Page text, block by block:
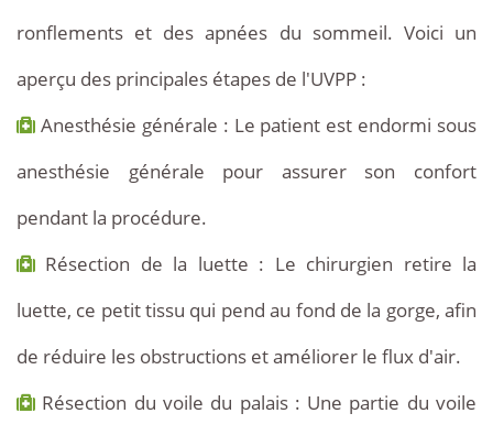
ronflements et des apnées du sommeil. Voici un
aperçu des principales étapes de l'UVPP :
Anesthésie générale : Le patient est endormi sous
anesthésie générale pour assurer son confort
pendant la procédure.
Résection de la luette : Le chirurgien retire la
luette, ce petit tissu qui pend au fond de la gorge, afin
de réduire les obstructions et améliorer le flux d'air.
Résection du voile du palais : Une partie du voile